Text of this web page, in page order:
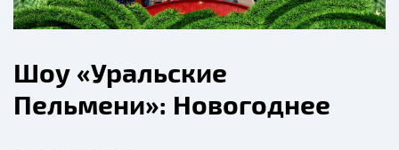
Шоу «Уральские
Пельмени»: Новогоднее